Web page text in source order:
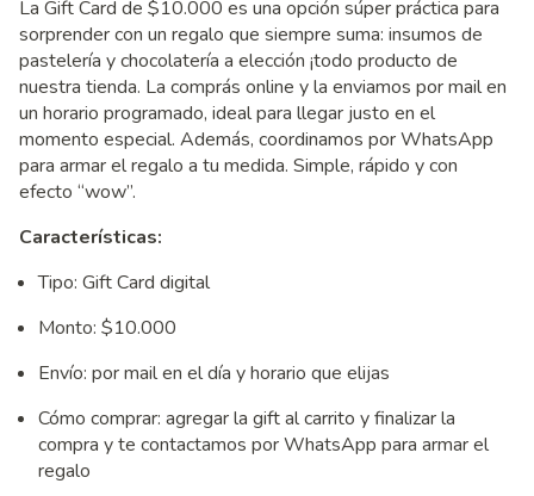
La Gift Card de $10.000 es una opción súper práctica para
sorprender con un regalo que siempre suma: insumos de
pastelería y chocolatería a elección ¡todo producto de
nuestra tienda. La comprás online y la enviamos por mail en
un horario programado, ideal para llegar justo en el
momento especial. Además, coordinamos por WhatsApp
para armar el regalo a tu medida. Simple, rápido y con
efecto “wow”.
Características:
Tipo: Gift Card digital
Monto: $10.000
Envío: por mail en el día y horario que elijas
Cómo comprar: agregar la gift al carrito y finalizar la
compra y te contactamos por WhatsApp para armar el
regalo